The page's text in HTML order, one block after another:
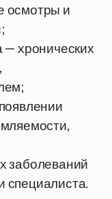
осмотры и
— хронических
заболеваний
специалиста.